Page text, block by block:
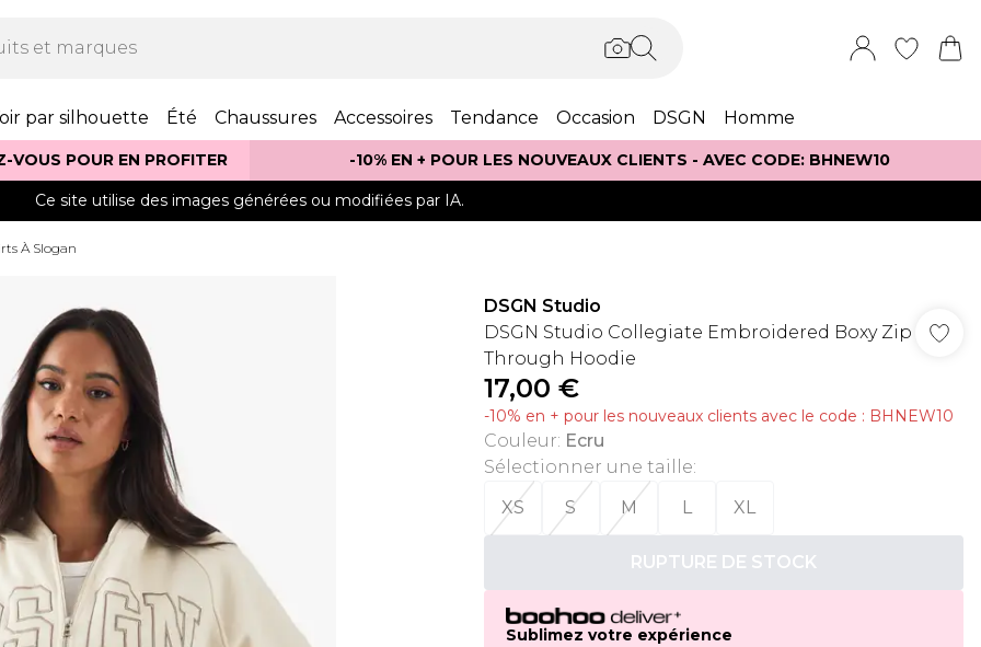
par silhouette Été Chaussures Accessoires Tendance Occasion DSGN Homme
VOUS POUR EN PROFITER -10% EN + POUR LES NOUVEAUX CLIENTS - AVEC CODE: BHNEW10
Ce site utilise des images générées ou modifiées par IA.
À Slogan
DSGN Studio
DSGN Studio Collegiate Embroidered Boxy Zip
Through Hoodie
17,00 €
-10% en + pour les nouveaux clients avec le code : BHNEW10
Couleur: Ecru
Sélectionner une taille:
XS
S M L XL
RUPTURE DE STOCK
Sublimez votre expérience